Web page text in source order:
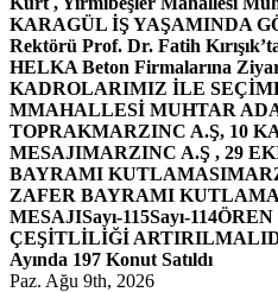
KARAGÜL İŞ YAŞAMINDA
Rektörü Prof. Dr. Fatih
HELKA Beton Firmalarına
KADROLARIMIZ İLE
MMAHALLESİ MUHTAR
TOPRAKMARZINC A.Ş, 10
MESAJIMARZINC A.Ş , 29
BAYRAMI KUTLAMASI
ZAFER BAYRAMI KUTLAMA
MESAJISayı-115Sayı-114
ÇEŞİTLİLİĞİ
Ayında 197 Konut Satıldı
Paz. Ağu 9th, 2026